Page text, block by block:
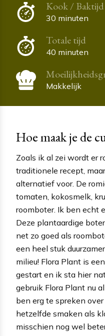
Kook / Baktijd
30 minuten
Totale tijd
40 minuten
Makkelijk
Hoe maak je de
Zoals ik al zei wordt er
traditionele recept,
alternatief voor. De
tomaten, kokosmelk,
roomboter. Ik ben echt
Deze plantaardige
net zo goed als
een heel stuk
milieu! Flora Plant is
gestart en ik sta hier
gebruik Flora Plant nu
ben erg te spreken
hetzelfde smaken als
misschien nog wel